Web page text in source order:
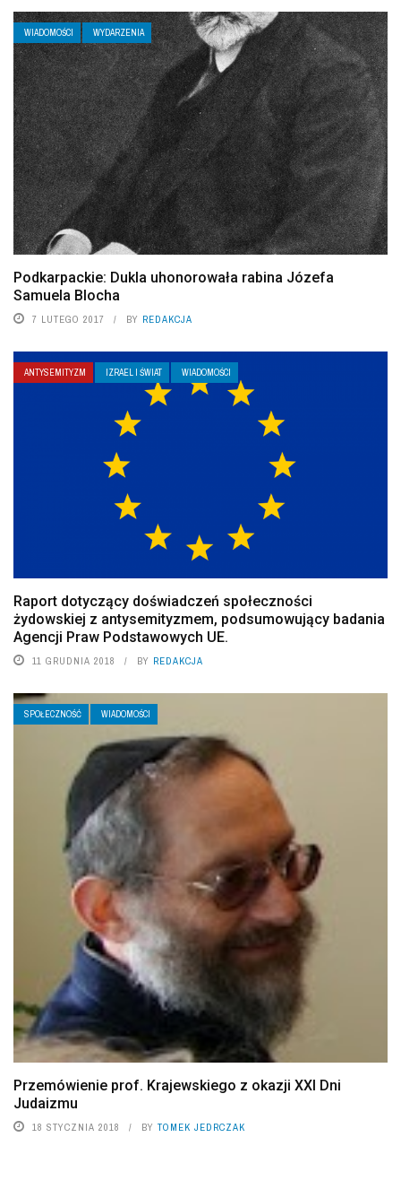
WIADOMOŚCI WYDARZENIA
Podkarpackie: Dukla uhonorowała rabina Józefa
Samuela Blocha
7 LUTEGO 2017 BY REDAKCJA
ANTYSEMITYZM IZRAEL I ŚWIAT WIADOMOŚCI
Raport dotyczący doświadczeń społeczności
żydowskiej z antysemityzmem, podsumowujący badania
Agencji Praw Podstawowych UE.
11 GRUDNIA 2018 BY REDAKCJA
SPOŁECZNOŚĆ WIADOMOŚCI
Przemówienie prof. Krajewskiego z okazji XXI Dni
Judaizmu
18 STYCZNIA 2018 BY TOMEK JEDRCZAK